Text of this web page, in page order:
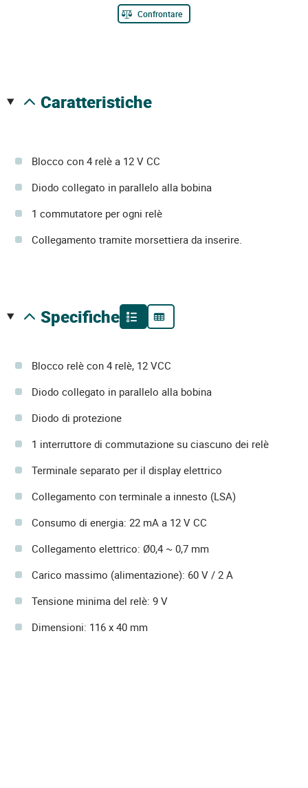
Confrontare
caratteristiche
Blocco con 4 relè a 12 V CC
Diodo collegato in parallelo alla bobina
1 commutatore per ogni relè
Collegamento tramite morsettiera da inserire.
specifiche
Blocco relè con 4 relè, 12 VCC
Diodo collegato in parallelo alla bobina
Diodo di protezione
1 interruttore di commutazione su ciascuno dei relè
Terminale separato per il display elettrico
Collegamento con terminale a innesto (LSA)
Consumo di energia: 22 mA a 12 V CC
Collegamento elettrico: Ø0,4 ~ 0,7 mm
Carico massimo (alimentazione): 60 V / 2 A
Tensione minima del relè: 9 V
Dimensioni: 116 x 40 mm